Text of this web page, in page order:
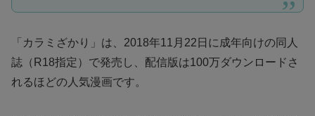
「カラミざかり」は、2018年11月22日に成年向けの同人
誌（R18指定）で発売し、配信版は100万ダウンロードさ
れるほどの人気漫画です。